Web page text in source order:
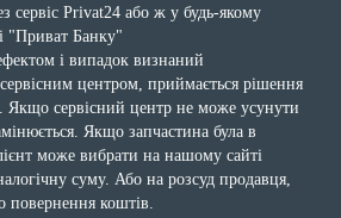
сервіс Privat24 або ж у будь-якому
"Приват Банку"
і випадок визнаний
центром, приймається рішення
Якщо сервісний центр не може усунути
Якщо запчастина була в
може вибрати на нашому сайті
суму. Або на розсуд продавця,
коштів.